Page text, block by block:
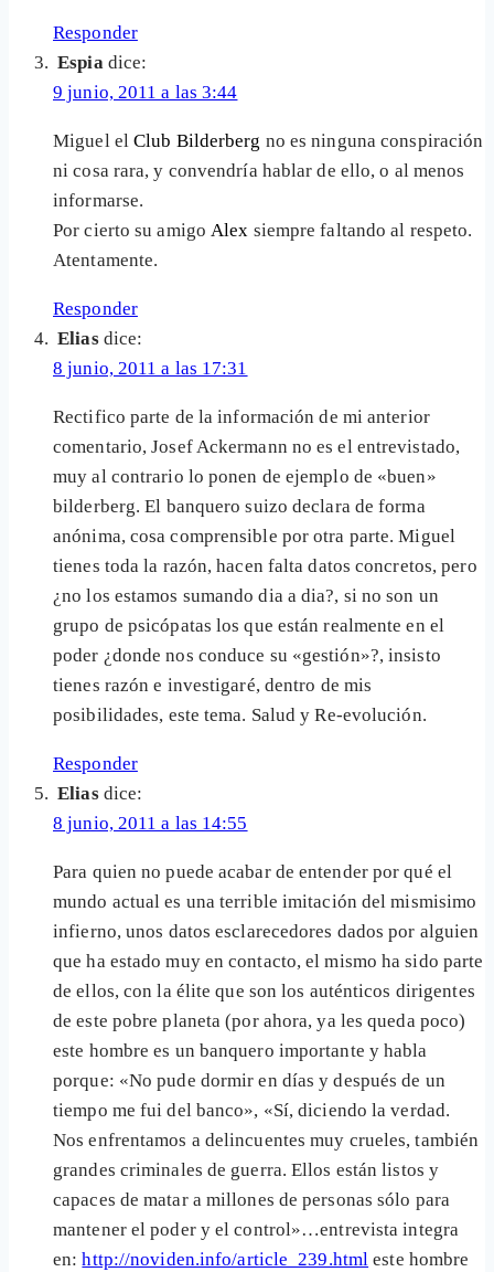
Responder
Espia dice:
9 junio, 2011 a las 3:44
Miguel elClub Bilderberg no es ninguna conspiración
ni cosa rara, y convendría hablar de ello, o al menos
informarse.
Por cierto su amigoAlex siempre faltando al respeto.
Atentamente.
Responder
Elias dice:
8 junio, 2011 a las 17:31
Rectifico parte de la información de mi anterior
comentario, Josef Ackermann no es el entrevistado,
muy al contrario lo ponen de ejemplo de «buen»
bilderberg. El banquero suizo declara de forma
anónima, cosa comprensible por otra parte. Miguel
tienes toda la razón, hacen falta datos concretos, pero
¿no los estamos sumando dia a dia?, si no son un
grupo de psicópatas los que están realmente en el
poder ¿donde nos conduce su «gestión»?, insisto
tienes razón e investigaré, dentro de mis
posibilidades, este tema. Salud y Re-evolución.
Responder
Elias dice:
8 junio, 2011 a las 14:55
Para quien no puede acabar de entender por qué el
mundo actual es una terrible imitación del mismisimo
infierno, unos datos esclarecedores dados por alguien
que ha estado muy en contacto, el mismo ha sido parte
de ellos, con la élite que son los auténticos dirigentes
de este pobre planeta (por ahora, ya les queda poco)
este hombre es un banquero importante y habla
porque: «No pude dormir en días y después de un
tiempo me fui del banco», «Sí, diciendo la verdad.
Nos enfrentamos a delincuentes muy crueles, también
grandes criminales de guerra. Ellos están listos y
capaces de matar a millones de personas sólo para
mantener el poder y el control»…entrevista integra
en:http://noviden.info/article_239.html este hombre